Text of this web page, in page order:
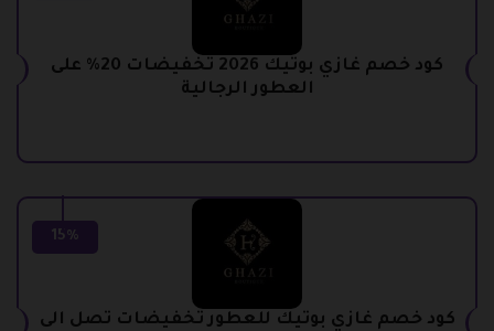
كود خصم غازي بوتيك 2026 تخفيضات 20% على
العطور الرجالية
15%
كود خصم غازي بوتيك للعطور تخفيضات تصل الى